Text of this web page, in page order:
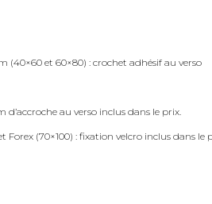
(40×60 et 60×80) : crochet adhésif au verso
au verso inclus dans le prix.
Forex (70×100) : fixation velcro inclus dans le